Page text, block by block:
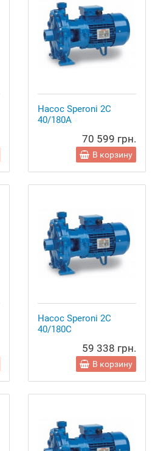
Насос Speroni 2C
40/180A
70 599 грн.
В корзину
Насос Speroni 2C
40/180C
59 338 грн.
В корзину